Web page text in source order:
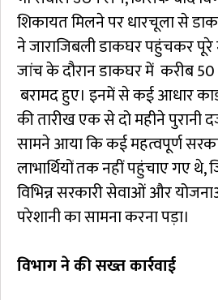
शिकायत मिलने पर धारचूला से
ने जाराजिबली डाकघर पहुंचकर
जांच के दौरान डाकघर में करीब
बरामद हुए। इनमें से कई आधार
की तारीख एक से दो महीने पुरानी
सामने आया कि कई महत्वपूर्ण
लाभार्थियों तक नहीं पहुंचाए गए थे,
विभिन्न सरकारी सेवाओं और
परेशानी का सामना करना पड़ा।
विभाग ने की सख्त कार्रवाई